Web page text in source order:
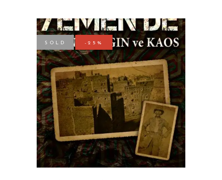
-25%
SOLD
DEVAMINI OKU